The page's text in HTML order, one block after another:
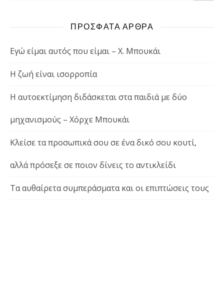
ΠΡΟΣΦΑΤΑ ΑΡΘΡΑ
Εγώ είμαι αυτός που είμαι – Χ. Μπουκάι
Η ζωή είναι ισορροπία
Η αυτοεκτίμηση διδάσκεται στα παιδιά με δύο
μηχανισμούς – Χόρχε Μπουκάι
Κλείσε τα προσωπικά σου σε ένα δικό σου κουτί,
αλλά πρόσεξε σε ποιον δίνεις το αντικλείδι
Τα αυθαίρετα συμπεράσματα και οι επιπτώσεις τους